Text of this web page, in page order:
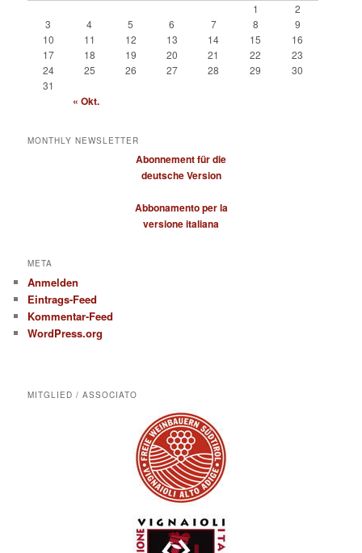
1
2
3
4 5 6 7 8
9
10
11 12 13 14 15
16
17
18 19 20 21 22
23
24
25 26 27 28 29
30
31
« Okt.
MONTHLY NEWSLETTER
Abonnement für die
deutsche Version
Abbonamento per la
versione italiana
META
Anmelden
Eintrags-Feed
Kommentar-Feed
WordPress.org
MITGLIED / ASSOCIATO